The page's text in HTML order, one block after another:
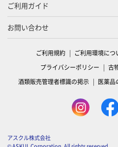
ご利用ガイド
お問い合わせ
ご利用規約 ご利用環境につ
プライバシーポリシー
古
酒類販売管理者標識の掲示
医薬品
アスクル株式会社